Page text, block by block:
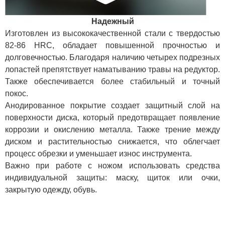
Надежный
Изготовлен из высококачественной стали с твердостью
82-86 HRC, обладает повышенной прочностью и
долговечностью. Благодаря наличию четырех подрезных
лопастей препятствует наматыванию травы на редуктор.
Также обеспечивается более стабильный и точный
покос.
Анодированное покрытие создает защитный слой на
поверхности диска, который предотвращает появление
коррозии и окислению металла. Также трение между
диском и растительностью снижается, что облегчает
процесс обрезки и уменьшает износ инструмента.
Важно при работе с ножом использовать средства
индивидуальной защиты: маску, щиток или очки,
закрытую одежду, обувь.